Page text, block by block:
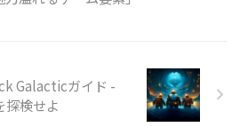
Galacticガイド -
探検せよ